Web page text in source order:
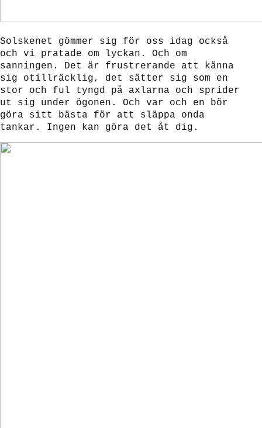
Solskenet gömmer sig för oss idag också
och vi pratade om lyckan. Och om
sanningen. Det är frustrerande att känna
sig otillräcklig, det sätter sig som en
stor och ful tyngd på axlarna och sprider
ut sig under ögonen. Och var och en bör
göra sitt bästa för att släppa onda
tankar. Ingen kan göra det åt dig.